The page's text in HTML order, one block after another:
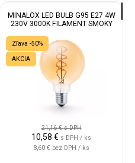
MINALOX LED BULB G95 E27 4W
230V 3000K FILAMENT SMOKY
Zľava -50%
AKCIA
21,16 €s DPH
10,58 € s DPH / ks
8,60 € bez DPH / ks